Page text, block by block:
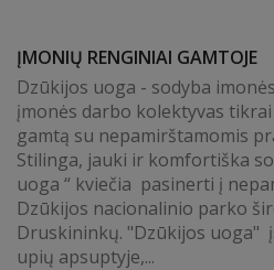
ĮMONIŲ RENGINIAI GAMTOJE
Dzūkijos uoga - sodyba
įmonės darbo kolektyvas
gamtą su nepamirštamomis
Stilinga, jauki ir komfortiška
uoga “ kviečia pasinerti į
Dzūkijos nacionalinio parko
Druskininkų. "Dzūkijos uoga"
upių apsuptyje,...